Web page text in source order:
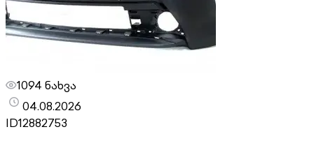
1094 ნახვა
04.08.2026
ID12882753